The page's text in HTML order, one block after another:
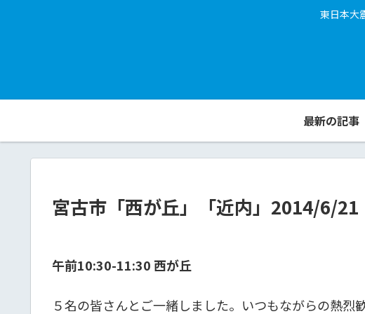
東日本大
最新の記事
宮古市「西が丘」「近内」2014/6/21
午前10:30-11:30 西が丘
５名の皆さんとご一緒しました。いつもながらの熱